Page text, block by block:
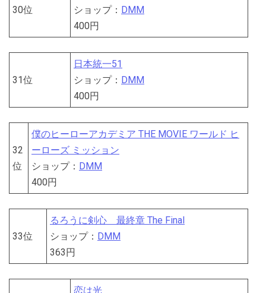
30位 ショップ： DMM
400円
31位
日本統一51
ショップ： DMM
400円
32
位
僕のヒーローアカデミア THE MOVIE ワールド ヒ
ーローズ ミッション
ショップ： DMM
400円
33位
るろうに剣心 最終章 The Final
ショップ： DMM
363円
恋は光